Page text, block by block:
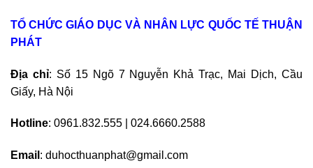
TỔ CHỨC GIÁO DỤC VÀ NHÂN LỰC QUỐC TẾ THUẬN
PHÁT
Địa chỉ: Số 15 Ngõ 7 Nguyễn Khả Trạc, Mai Dịch, Cầu
Giấy, Hà Nội
Hotline: 0961.832.555 | 024.6660.2588
Email : duhocthuanphat@gmail.com